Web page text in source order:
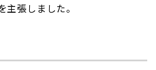
張しました。